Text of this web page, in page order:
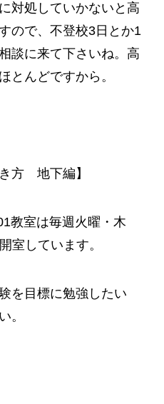
対処していかないと高
ので、不登校3日とか1
談に来て下さいね。高
とんどですから。
方 地下編】
教室は毎週火曜・木
室しています。
を目標に勉強したい
。